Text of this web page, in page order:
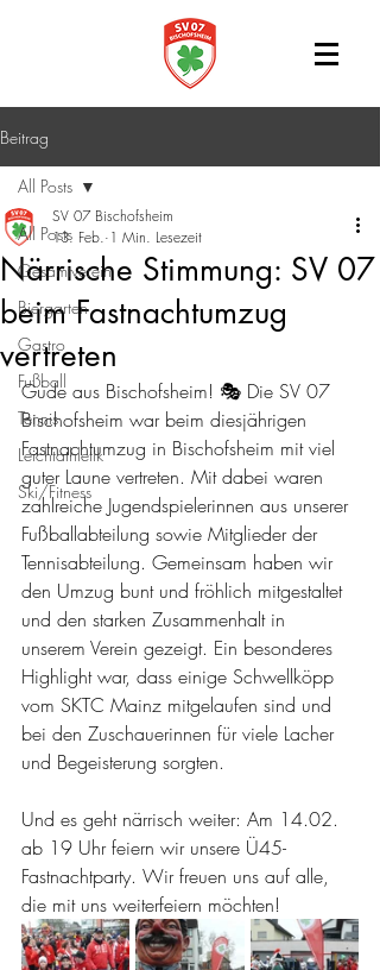
Beitrag
All Posts
Gesamtverein
Biergarten
Gastro
Fußball
Tennis
Leichtathletik
Ski/Fitness
All Posts
Närrische Stimmung: SV 07
beim Fastnachtumzug
vertreten
SV 07 Bischofsheim
13. Feb. 1 Min. Lesezeit
Gude aus Bischofsheim! 🎭 Die SV 07
Bischofsheim war beim diesjährigen
Fastnachtumzug in Bischofsheim mit viel
guter Laune vertreten. Mit dabei waren
zahlreiche Jugendspielerinnen aus unserer
Fußballabteilung sowie Mitglieder der
Tennisabteilung. Gemeinsam haben wir
den Umzug bunt und fröhlich mitgestaltet
und den starken Zusammenhalt in
unserem Verein gezeigt. Ein besonderes
Highlight war, dass einige Schwellköpp
vom SKTC Mainz mitgelaufen sind und
bei den Zuschauerinnen für viele Lacher
und Begeisterung sorgten.
Und es geht närrisch weiter: Am 14.02.
ab 19 Uhr feiern wir unsere Ü45-
Fastnachtparty. Wir freuen uns auf alle,
die mit uns weiterfeiern möchten!